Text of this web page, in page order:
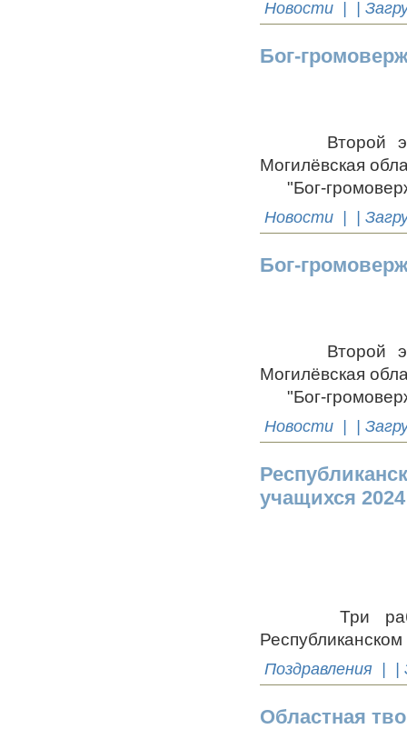
Новости | |
Бог-
Второй этап
Могилёвская
"Бог-
Новости | |
Бог-
Второй этап
Могилёвская
"Бог-
Новости | |
учащихся 2024
Три работы
Поздравления | |
Областная